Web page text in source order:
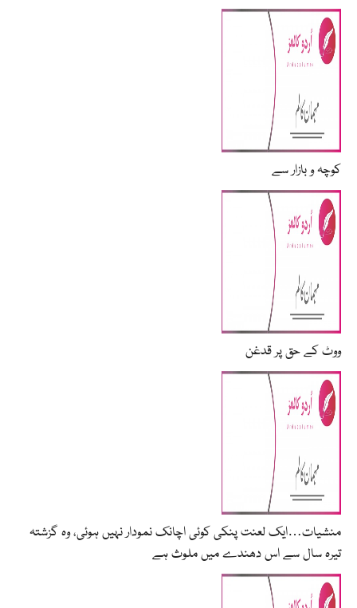
کوچہ و بازار سے
ووٹ کے حق پر قدغن
منشیات…ایک لعنت پنکی کوئی اچانک نمودار نہیں ہوئی، وہ گزشتہ
تیرہ سال سے اس دھندے میں ملوث ہے